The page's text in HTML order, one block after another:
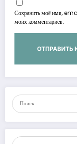
Сохранить моё имя,
моих комментариев.